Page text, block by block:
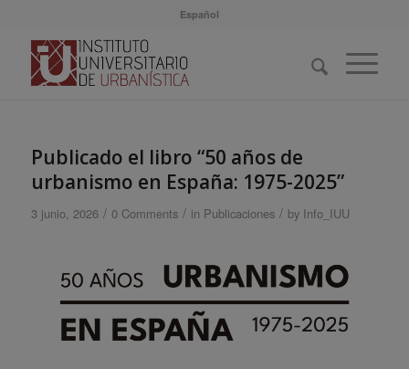
Español
Publicado el libro “50 años de
urbanismo en España: 1975-2025”
3 junio, 2026 / 0 Comments / in Publicaciones / by Info_IUU